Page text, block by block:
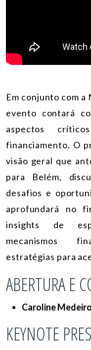
Em conjunto com a
evento contará
aspectos
financiamento. O
visão geral que
para Belém,
desafios e
aprofundará no
insights de
mecanismos
estratégias para
ABERTURA E
Caroline
KEYNOTE